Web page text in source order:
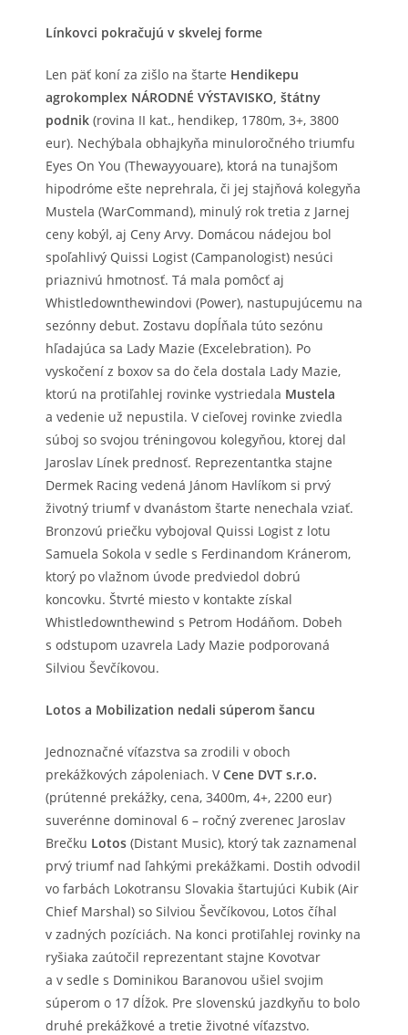
Línkovci pokračujú v skvelej forme
Len päť koní za zišlo na štarte Hendikepu
agrokomplex NÁRODNÉ VÝSTAVISKO, štátny
podnik (rovina II kat., hendikep, 1780m, 3+, 3800
eur). Nechýbala obhajkyňa minuloročného triumfu
Eyes On You (Thewayyouare), ktorá na tunajšom
hipodróme ešte neprehrala, či jej stajňová kolegyňa
Mustela (WarCommand), minulý rok tretia z Jarnej
ceny kobýl, aj Ceny Arvy. Domácou nádejou bol
spoľahlivý Quissi Logist (Campanologist) nesúci
priaznivú hmotnosť. Tá mala pomôcť aj
Whistledownthewindovi (Power), nastupujúcemu na
sezónny debut. Zostavu dopĺňala túto sezónu
hľadajúca sa Lady Mazie (Excelebration). Po
vyskočení z boxov sa do čela dostala Lady Mazie,
ktorú na protiľahlej rovinke vystriedala Mustela
a vedenie už nepustila. V cieľovej rovinke zviedla
súboj so svojou tréningovou kolegyňou, ktorej dal
Jaroslav Línek prednosť. Reprezentantka stajne
Dermek Racing vedená Jánom Havlíkom si prvý
životný triumf v dvanástom štarte nenechala vziať.
Bronzovú priečku vybojoval Quissi Logist z lotu
Samuela Sokola v sedle s Ferdinandom Kránerom,
ktorý po vlažnom úvode predviedol dobrú
koncovku. Štvrté miesto v kontakte získal
Whistledownthewind s Petrom Hodáňom. Dobeh
s odstupom uzavrela Lady Mazie podporovaná
Silviou Ševčíkovou.
Lotos a Mobilization nedali súperom šancu
Jednoznačné víťazstva sa zrodili v oboch
prekážkových zápoleniach. VCene DVT s.r.o.
(prútenné prekážky, cena, 3400m, 4+, 2200 eur)
suverénne dominoval 6 – ročný zverenec Jaroslav
Brečku Lotos (Distant Music), ktorý tak zaznamenal
prvý triumf nad ľahkými prekážkami. Dostih odvodil
vo farbách Lokotransu Slovakia štartujúci Kubik (Air
Chief Marshal) so Silviou Ševčíkovou, Lotos číhal
v zadných pozíciách. Na konci protiľahlej rovinky na
ryšiaka zaútočil reprezentant stajne Kovotvar
a v sedle s Dominikou Baranovou ušiel svojim
súperom o 17 dĺžok. Pre slovenskú jazdkyňu to bolo
druhé prekážkové a tretie životné víťazstvo.